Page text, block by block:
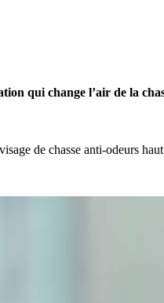
qui change l’air de la
de chasse anti-odeurs